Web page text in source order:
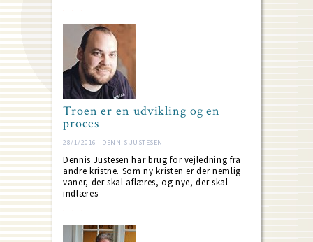
Troen er en udvikling og en
proces
28/1/2016 | DENNIS JUSTESEN
Dennis Justesen har brug for vejledning fra
andre kristne. Som ny kristen er der nemlig
vaner, der skal aflæres, og nye, der skal
indlæres